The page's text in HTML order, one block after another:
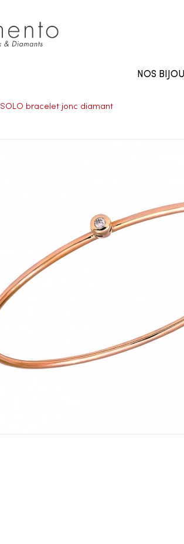
NOS
SOLO bracelet jonc diamant